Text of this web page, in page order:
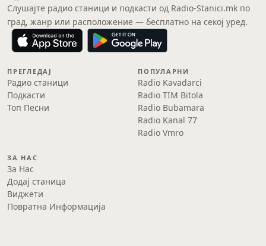
Слушајте радио станици и подкасти од Radio-Stanici.mk по
град, жанр или расположение — бесплатно на секој уред.
ПРЕГЛЕДАЈ
Радио станици
Подкасти
Топ Песни
ПОПУЛАРНИ
Radio Kavadarci
Radio TIM Bitola
Radio Bubamara
Radio Kanal 77
Radio Vmro
ЗА НАС
За Нас
Додај станица
Виджети
Повратна Информација